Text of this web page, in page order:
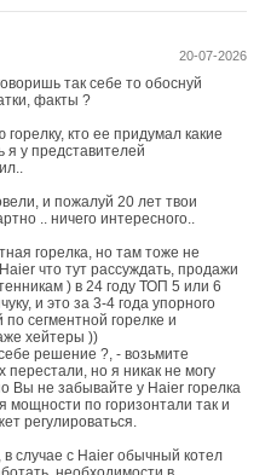
20-07-2026
так себе то обоснуй
факты ?
кто ее придумал какие
я у представителей
и пожалуй 20 лет твои
.. ничего интересного..
горелка, но там тоже не
что тут рассуждать, продажи
) в 24 году ТОП 5 или 6
и это за 3-4 года упорного
сегментной горелке и
хейтеры ))
решение ?, - возьмите
перестали, но я никак не могу
Вы не забывайте у Haier горелка
мощности по горизонтали так и
регулироваться.
случае с Haier обычный котел